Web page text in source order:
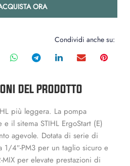
ORA
Condividi anche su:
DEL PRODOTTO
più leggera. La pompa
il sitema STIHL ErgoStart (E)
agevole. Dotata di serie di
1/4″-PM3 per un taglio sicuro e
per elevate prestazioni di